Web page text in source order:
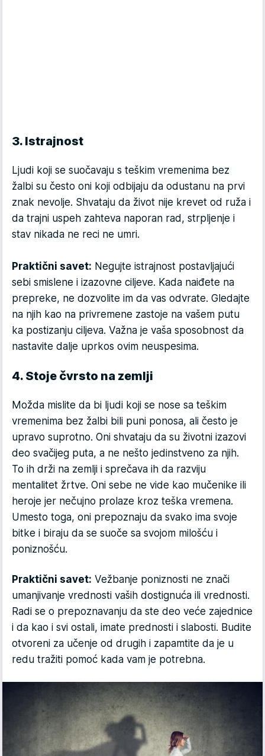
3. Istrajnost
Ljudi koji se suočavaju s teškim vremenima bez
žalbi su često oni koji odbijaju da odustanu na prvi
znak nevolje. Shvataju da život nije krevet od ruža i
da trajni uspeh zahteva naporan rad, strpljenje i
stav nikada ne reci ne umri.
Praktični savet: Negujte istrajnost postavljajući
sebi smislene i izazovne ciljeve. Kada naiđete na
prepreke, ne dozvolite im da vas odvrate. Gledajte
na njih kao na privremene zastoje na vašem putu
ka postizanju ciljeva. Važna je vaša sposobnost da
nastavite dalje uprkos ovim neuspesima.
4. Stoje čvrsto na zemlji
Možda mislite da bi ljudi koji se nose sa teškim
vremenima bez žalbi bili puni ponosa, ali često je
upravo suprotno. Oni shvataju da su životni izazovi
deo svačijeg puta, a ne nešto jedinstveno za njih.
To ih drži na zemlji i sprečava ih da razviju
mentalitet žrtve. Oni sebe ne vide kao mučenike ili
heroje jer nečujno prolaze kroz teška vremena.
Umesto toga, oni prepoznaju da svako ima svoje
bitke i biraju da se suoče sa svojom milošću i
poniznošću.
Praktični savet: Vežbanje poniznosti ne znači
umanjivanje vrednosti vaših dostignuća ili vrednosti.
Radi se o prepoznavanju da ste deo veće zajednice
i da kao i svi ostali, imate prednosti i slabosti. Budite
otvoreni za učenje od drugih i zapamtite da je u
redu tražiti pomoć kada vam je potrebna.